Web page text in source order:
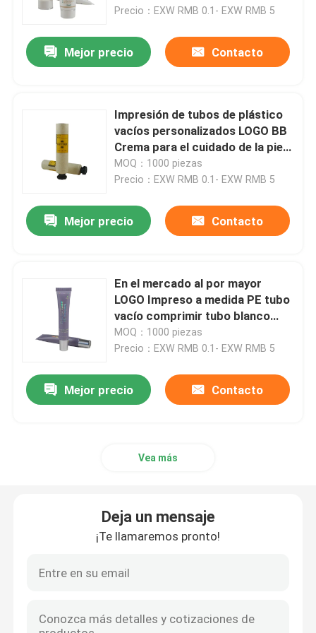
Recorrido por la fábrica
Contacta con nosotros
Solicitar una cita
Tubo cosmético
tubo cosmético vacío
Tubo cosmético plástico
Empaquetado cosmético del tubo
Tubos de la loción
Tubo de crema para las manos
Tubos del champú
la piel Presionar tubos
cosméticos
Precio：EXW RMB 0.1- EXW RMB 5
Mejor precio Contacto
Impresión de tubos de plástico
vacíos personalizados LOGO BB
Crema para el cuidado de la piel
Crema facial Loción Cosméticos
Embalaje de tubos de
MOQ：1000 piezas
Precio：EXW RMB 0.1- EXW RMB 5
Mejor precio Contacto
En el mercado al por mayor
LOGO Impreso a medida PE tubo
vacío comprimir tubo blanco
negro tubo de clínquer
cosmético para el cuidado de la
MOQ：1000 piezas
Precio：EXW RMB 0.1- EXW RMB 5
Mejor precio Contacto
Vea más
Deja un mensaje
¡Te llamaremos pronto!